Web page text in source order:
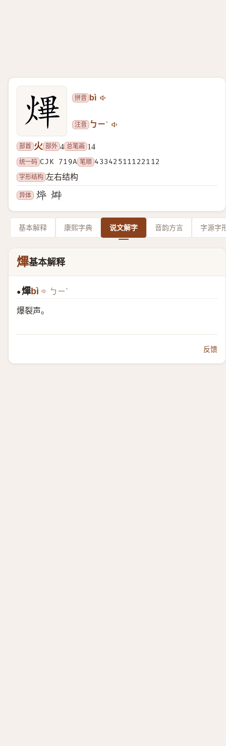
拼音 bì
注音 ㄅㄧˋ
部首 火 部外 4 总笔画 14
统一码 CJK 719A 笔顺 43342511122112
字形结构 左右结构
异体
基本解释 康熙字典 说文解字 音韵方言 字源字
熚基本解释
●熚bì ㄅㄧˋ
爆裂声。
反馈